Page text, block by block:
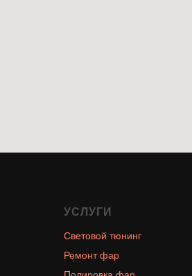
УСЛУГИ
Световой тюнинг
Ремонт фар